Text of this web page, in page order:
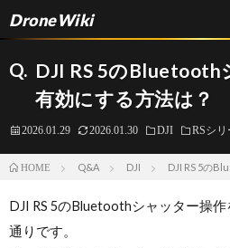
DroneWiki
Q. DJI RS 5のBluetooth
有効にする方法は？
2026.01.29 2026.01.30 DJI RSシリ
HOME Q&A DJI DJI RS 5の
DJI RS 5のBluetoothシャッター操
通りです。